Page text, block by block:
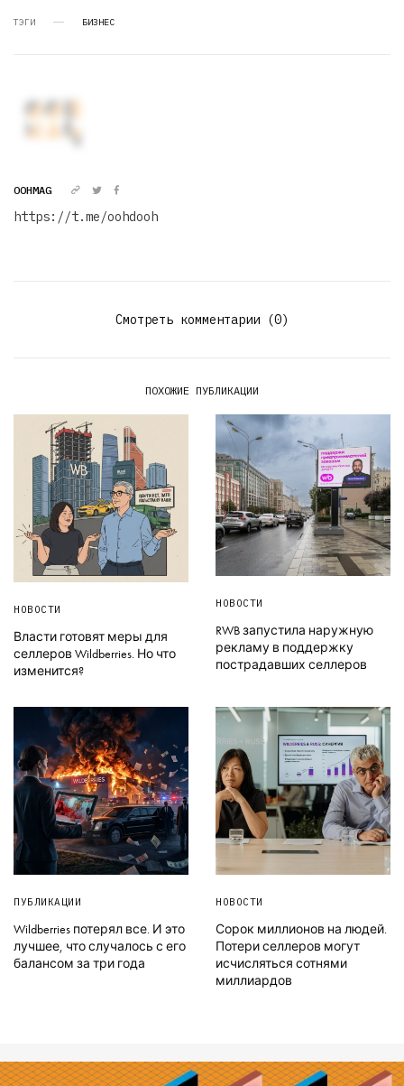
ТЭГИ БИЗНЕС
OOHMAG
https://t.me/oohdooh
Смотреть комментарии (0)
ПОХОЖИЕ ПУБЛИКАЦИИ
НОВОСТИ
Власти готовят меры для
селлеров Wildberries. Но что
изменится?
НОВОСТИ
RWB запустила наружную
рекламу в поддержку
пострадавших селлеров
ПУБЛИКАЦИИ
Wildberries потерял все. И это
лучшее, что случалось с его
балансом за три года
НОВОСТИ
Сорок миллионов на людей.
Потери селлеров могут
исчисляться сотнями
миллиардов